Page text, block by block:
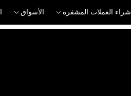
شراء العملات المشفرة الأسواق